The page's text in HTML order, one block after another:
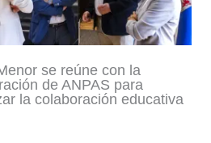
se reúne con la
de ANPAS para
la colaboración educativa